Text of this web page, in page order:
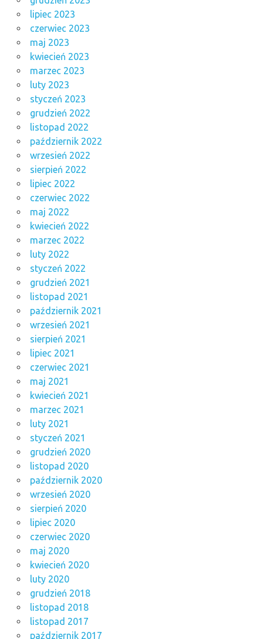
lipiec 2023
czerwiec 2023
maj 2023
kwiecień 2023
marzec 2023
luty 2023
styczeń 2023
grudzień 2022
listopad 2022
październik 2022
wrzesień 2022
sierpień 2022
lipiec 2022
czerwiec 2022
maj 2022
kwiecień 2022
marzec 2022
luty 2022
styczeń 2022
grudzień 2021
listopad 2021
październik 2021
wrzesień 2021
sierpień 2021
lipiec 2021
czerwiec 2021
maj 2021
kwiecień 2021
marzec 2021
luty 2021
styczeń 2021
grudzień 2020
listopad 2020
październik 2020
wrzesień 2020
sierpień 2020
lipiec 2020
czerwiec 2020
maj 2020
kwiecień 2020
luty 2020
grudzień 2018
listopad 2018
listopad 2017
październik 2017